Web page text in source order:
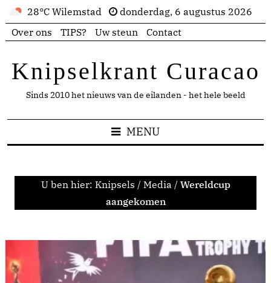
28°C Wilemstad
donderdag, 6 augustus 2026
Over ons
TIPS? Uw steun Contact
Knipselkrant Curacao
Sinds 2010 het nieuws van de eilanden - het hele beeld
MENU
U ben hier: Knipsels / Media / Wereldcup
aangekomen